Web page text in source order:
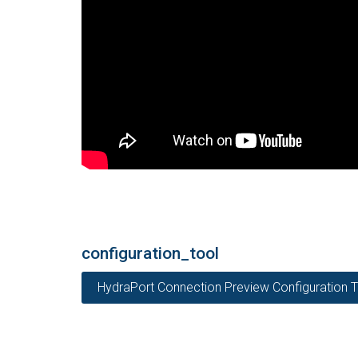
configuration_tool
HydraPort Connection Preview Configuration